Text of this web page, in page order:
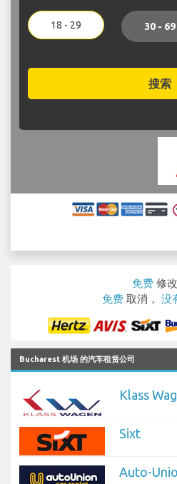
18 - 29 30 - 69
搜索
免费 修改
免费 取消， 没
Bucharest 机场 的汽车租赁公司
Klass
Sixt
Auto-